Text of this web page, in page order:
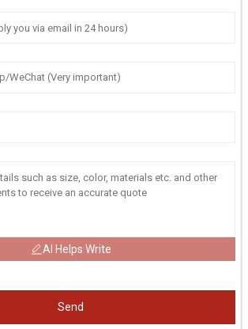
AI Helps Write
Send